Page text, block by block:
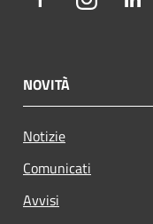
NOVITÀ
Notizie
Comunicati
Avvisi